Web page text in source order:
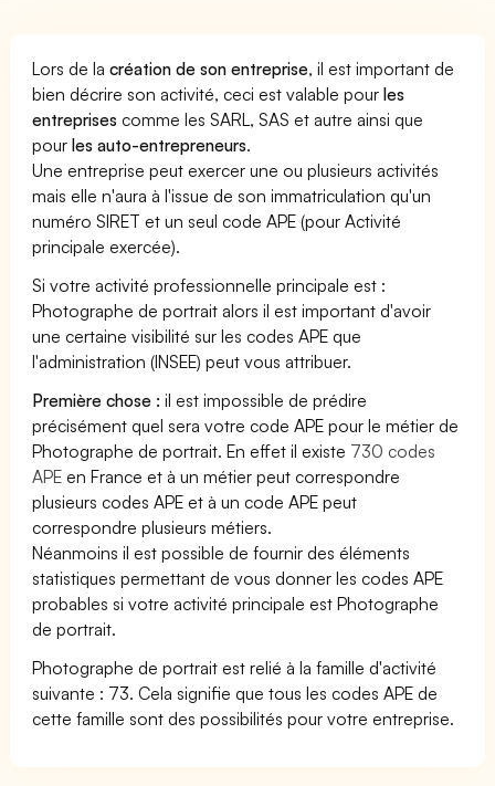
Lors de lacréation de son entreprise, il est important de
bien décrire son activité, ceci est valable pourles
entreprises comme les SARL, SAS et autre ainsi que
pourles auto-entrepreneurs.
Une entreprise peut exercer une ou plusieurs activités
mais elle n'aura à l'issue de son immatriculation qu'un
numéro SIRET et un seul code APE (pour Activité
principale exercée).
Si votre activité professionnelle principale est :
Photographe de portrait alors il est important d'avoir
une certaine visibilité sur les codes APE que
l'administration (INSEE) peut vous attribuer.
Première chose : il est impossible de prédire
précisément quel sera votre code APE pour le métier de
Photographe de portrait. En effet il existe 730 codes
APE en France et à un métier peut correspondre
plusieurs codes APE et à un code APE peut
correspondre plusieurs métiers.
Néanmoins il est possible de fournir des éléments
statistiques permettant de vous donner les codes APE
probables si votre activité principale est Photographe
de portrait.
Photographe de portrait est relié à la famille d'activité
suivante : 73. Cela signifie que tous les codes APE de
cette famille sont des possibilités pour votre entreprise.